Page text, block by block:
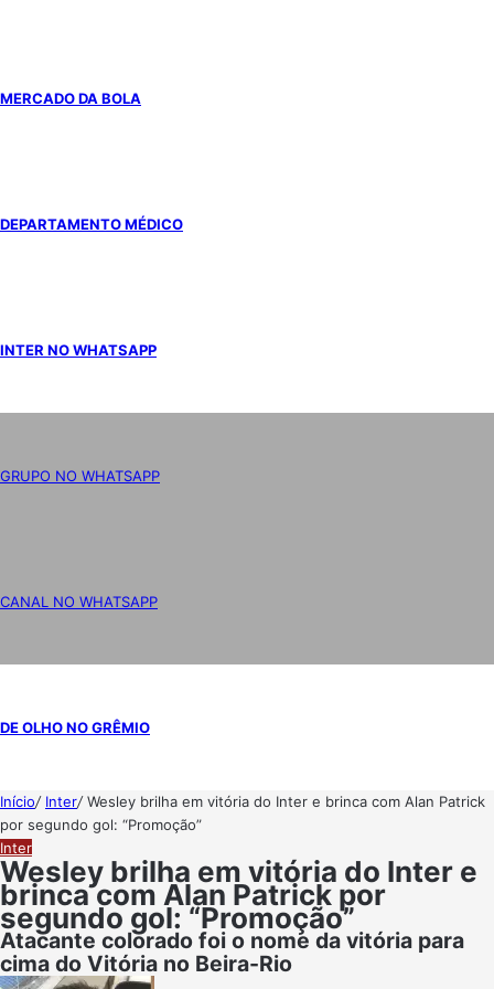
MERCADO DA BOLA
DEPARTAMENTO MÉDICO
INTER NO WHATSAPP
GRUPO NO WHATSAPP
CANAL NO WHATSAPP
DE OLHO NO GRÊMIO
Início/ Inter/Wesley brilha em vitória do Inter e brinca com Alan Patrick
por segundo gol: “Promoção”
Inter
Wesley brilha em vitória do Inter e
brinca com Alan Patrick por
segundo gol: “Promoção”
Atacante colorado foi o nome da vitória para
cima do Vitória no Beira-Rio